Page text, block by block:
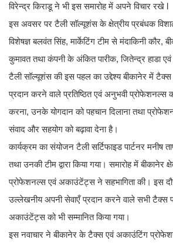
विरेन्द्र किराडू ने भी इस समारोह में अपने विचार रखे l
इस अवसर पर टैली सॉल्यूशंस के क्षेत्रीय प्रबंधक
विशेषज्ञ बलवंत सिंह, मार्केटिंग टीम से मंदाकिनी कौर,
कुमावत तथा कंपनी के अंकित पारीक, जितेन्द्र हाडा एवं
टैली सॉल्यूशंस की इस पहल का उद्देश्य बीकानेर में
प्रदान करने वाले प्रतिष्ठित एवं अनुभवी प्रोफेशनल्स
करना, उनके योगदान को पहचान दिलाना तथा
संवाद और सहयोग को बढ़ावा देना है।
कार्यक्रम का संयोजन टैली सर्टिफाइड पार्टनर मनीष
तथा उनकी टीम द्वारा किया गया। समारोह में
प्रोफेशनल्स एवं अकाउंटेंट्स ने सहभागिता की। इस
उल्लेखनीय अपनी सेवाएँ प्रदान करने वाले सभी टैक्स
अकाउंटेंट्स को भी सम्मानित किया गया।
इस नवाचार ने बीकानेर के टैक्स एवं अकाउंटिंग